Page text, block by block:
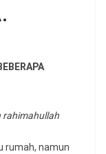
rahimahullah
rumah, namun